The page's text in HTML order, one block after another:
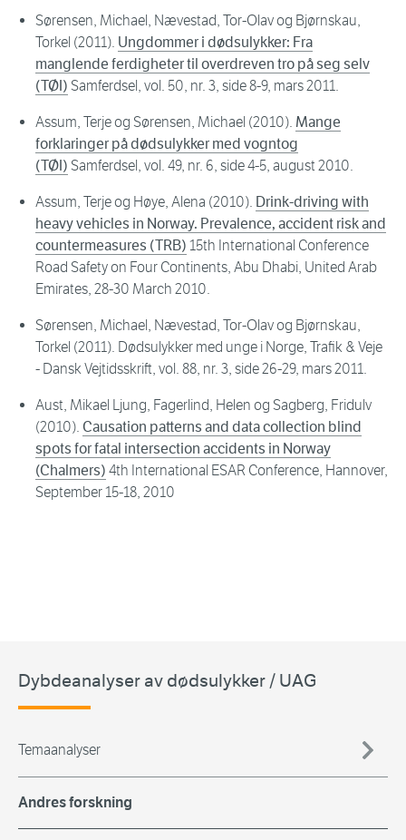
Sørensen, Michael, Nævestad, Tor-Olav og Bjørnskau,
Torkel (2011). Ungdommer i dødsulykker: Fra
manglende ferdigheter til overdreven tro på seg selv
(TØI) Samferdsel, vol. 50, nr. 3, side 8-9, mars 2011.
Assum, Terje og Sørensen, Michael (2010). Mange
forklaringer på dødsulykker med vogntog
(TØI) Samferdsel, vol. 49, nr. 6, side 4-5, august 2010.
Assum, Terje og Høye, Alena (2010). Drink-driving with
heavy vehicles in Norway. Prevalence, accident risk and
countermeasures (TRB) 15th International Conference
Road Safety on Four Continents, Abu Dhabi, United Arab
Emirates, 28-30 March 2010.
Sørensen, Michael, Nævestad, Tor-Olav og Bjørnskau,
Torkel (2011). Dødsulykker med unge i Norge, Trafik & Veje
- Dansk Vejtidsskrift, vol. 88, nr. 3, side 26-29, mars 2011.
Aust, Mikael Ljung, Fagerlind, Helen og Sagberg, Fridulv
(2010). Causation patterns and data collection blind
spots for fatal intersection accidents in Norway
(Chalmers) 4th International ESAR Conference, Hannover,
September 15-18, 2010
Dybdeanalyser av dødsulykker / UAG
Temaanalyser
Andres forskning